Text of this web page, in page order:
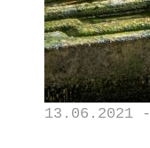
13.06.2021 -